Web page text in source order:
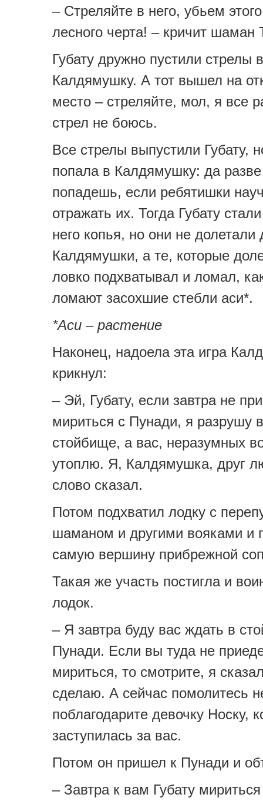
– Стреляйте в него, убьем
лесного черта! – кричит шаман
Губату дружно пустили стрелы в
Калдямушку. А тот вышел на
место – стреляйте, мол, я все
стрел не боюсь.
Все стрелы выпустили Губату,
попала в Калдямушку: да разве
попадешь, если ребятишки
отражать их. Тогда Губату
него копья, но они не долетали
Калдямушки, а те, которые
ловко подхватывал и ломал,
ломают засохшие стебли аси*.
*Аси – растение
Наконец, надоела эта игра
крикнул:
– Эй, Губату, если завтра не
мириться с Пунади, я разрушу
стойбище, а вас, неразумных
утоплю. Я, Калдямушка, друг
слово сказал.
Потом подхватил лодку с
шаманом и другими вояками и
самую вершину прибрежной
Такая же участь постигла и
лодок.
– Я завтра буду вас ждать в
Пунади. Если вы туда не
мириться, то смотрите, я
сделаю. А сейчас помолитесь
поблагодарите девочку Носку,
заступилась за вас.
Потом он пришел к Пунади и
– Завтра к вам Губату